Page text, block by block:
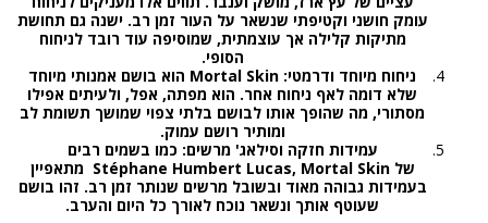
עומק חושני וקטיפתי שנשאר על העור זמן רב. ישנה גם תחושת
מתיקות קלילה אך עוצמתית, שמוסיפה עוד רובד לניחוח
הסופי.
ניחוח מיוחד ודרמטי: Mortal Skin
הוא בושם אמנותי מיוחד
שלא דומה לאף ניחוח אחר. הוא מפתה, אפל, ולעיתים אפילו
מסתורי, מה שהופך אותו לבושם בלתי צפוי שמושך תשומת לב
ומותיר רושם עמוק.
עמידות חזקה וסילאג' מרשים: כמו בשמים רבים
של Stéphane Humbert Lucas, Mortal Skin מתאפיין
בעמידות גבוהה מאוד ובשובל מרשים שנותר זמן רב. זהו בושם
שעוטף אותך ונשאר נוכח לאורך כל היום והערב.